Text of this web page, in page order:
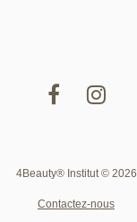
4Beauty® Institut © 2026
Contactez-nous